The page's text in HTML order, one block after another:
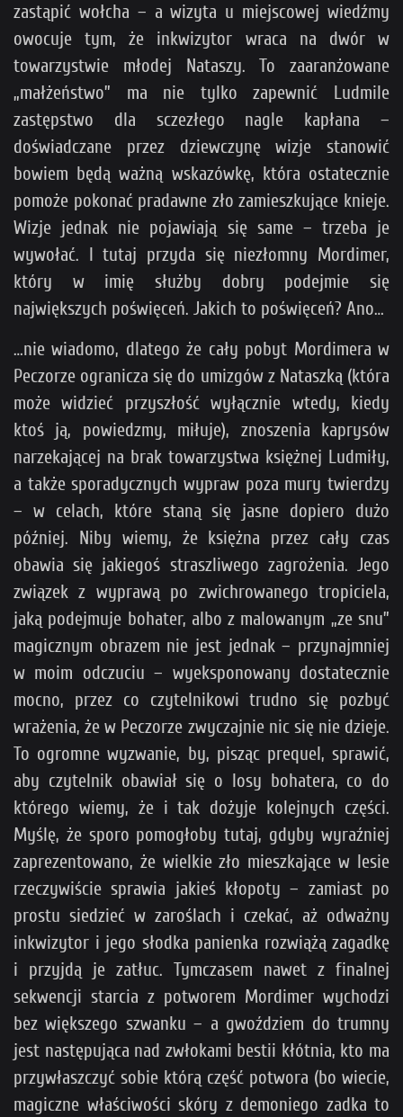
zastąpić wołcha – a wizyta u miejscowej wiedźmy
owocuje tym, że inkwizytor wraca na dwór w
towarzystwie młodej Nataszy. To zaaranżowane
„małżeństwo” ma nie tylko zapewnić Ludmile
zastępstwo dla sczezłego nagle kapłana –
doświadczane przez dziewczynę wizje stanowić
bowiem będą ważną wskazówkę, która ostatecznie
pomoże pokonać pradawne zło zamieszkujące knieje.
Wizje jednak nie pojawiają się same – trzeba je
wywołać. I tutaj przyda się niezłomny Mordimer,
który w imię służby dobry podejmie się
największych poświęceń. Jakich to poświęceń? Ano…
…nie wiadomo, dlatego że cały pobyt Mordimera w
Peczorze ogranicza się do umizgów z Nataszką (która
może widzieć przyszłość wyłącznie wtedy, kiedy
ktoś ją, powiedzmy, miłuje), znoszenia kaprysów
narzekającej na brak towarzystwa księżnej Ludmiły,
a także sporadycznych wypraw poza mury twierdzy
– w celach, które staną się jasne dopiero dużo
później. Niby wiemy, że księżna przez cały czas
obawia się jakiegoś straszliwego zagrożenia. Jego
związek z wyprawą po zwichrowanego tropiciela,
jaką podejmuje bohater, albo z malowanym „ze snu”
magicznym obrazem nie jest jednak – przynajmniej
w moim odczuciu – wyeksponowany dostatecznie
mocno, przez co czytelnikowi trudno się pozbyć
wrażenia, że w Peczorze zwyczajnie nic się nie dzieje.
To ogromne wyzwanie, by, pisząc prequel, sprawić,
aby czytelnik obawiał się o losy bohatera, co do
którego wiemy, że i tak dożyje kolejnych części.
Myślę, że sporo pomogłoby tutaj, gdyby wyraźniej
zaprezentowano, że wielkie zło mieszkające w lesie
rzeczywiście sprawia jakieś kłopoty – zamiast po
prostu siedzieć w zaroślach i czekać, aż odważny
inkwizytor i jego słodka panienka rozwiążą zagadkę
i przyjdą je zatłuc. Tymczasem nawet z finalnej
sekwencji starcia z potworem Mordimer wychodzi
bez większego szwanku – a gwoździem do trumny
jest następująca nad zwłokami bestii kłótnia, kto ma
przywłaszczyć sobie którą część potwora (bo wiecie,
magiczne właściwości skóry z demoniego zadka to